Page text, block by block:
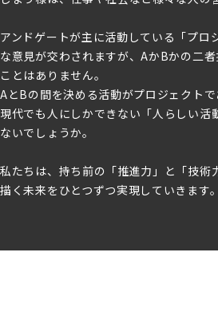
アンドゲートが主に活動している「プロ
な意見が交わされますが、AかBかの二
ことはありません。
AとBの間を決める活動がプロジェクト
現代でも人にしかできない「人らしい活
ないでしょうか。
私たちは、持ち前の「推進力」と「技術
描く未来をひとつずつ実現していきます。